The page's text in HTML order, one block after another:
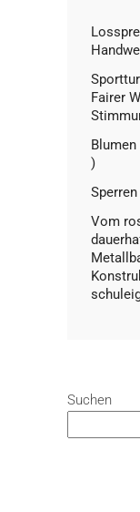
Fairer
)
Vom
Suchen